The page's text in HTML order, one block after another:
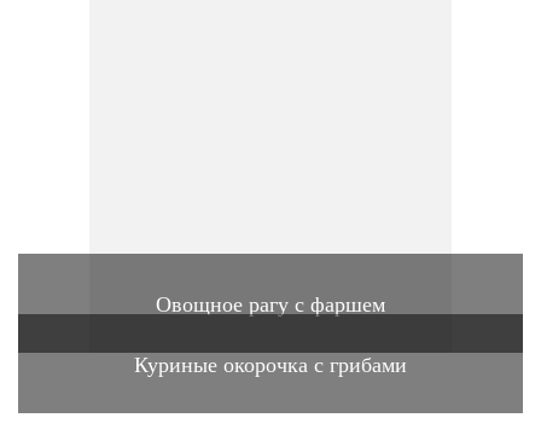
Овощное рагу с фаршем
Куриные окорочка с грибами